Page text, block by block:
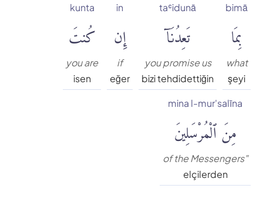
Yaşar Nuri Öztürk
bimā
بِمَا
what
şeyi
taʿidunā
تَعِدُنَآ
you promise us
bizi tehdidettiğin
in
إِن
if
eğer
kunta
كُنتَ
you are
isen
mina l-mur'salīna
مِنَ ٱلْمُرْسَلِينَ
of the Messengers"
elçilerden